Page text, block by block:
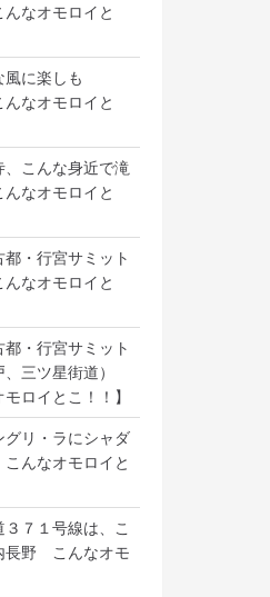
なオモロイと
に楽しも
なオモロイと
こんな身近で滝
なオモロイと
・行宮サミット
なオモロイと
・行宮サミット
三ツ星街道）
ロイとこ！！】
リ・ラにシャダ
んなオモロイと
７１号線は、こ
長野 こんなオモ